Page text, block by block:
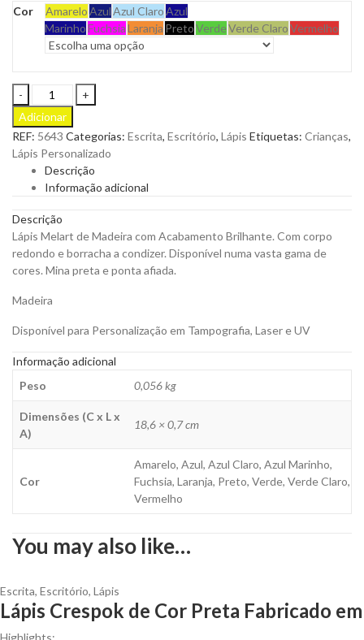
Cor AmareloAzulAzul ClaroAzul
MarinhoFuchsiaLaranja PretoVerdeVerde ClaroVermelho
Lápis
Melart
de
Madeira
com
Acabamento
Brilhante
Personalizar
quantity
Adicionar
REF: 5643 Categorias: Escrita, Escritório, Lápis Etiquetas: Crianças,
Lápis Personalizado
Descrição
Informação adicional
Descrição
Lápis Melart de Madeira com Acabamento Brilhante. Com corpo
redondo e borracha a condizer. Disponível numa vasta gama de
cores. Mina preta e ponta afiada.
Madeira
Disponível para Personalização em Tampografia, Laser e UV
Informação adicional
Peso
0,056 kg
Dimensões (C x L x
A)
18,6 × 0,7 cm
Cor
Amarelo, Azul, Azul Claro, Azul Marinho,
Fuchsia, Laranja, Preto, Verde, Verde Claro,
Vermelho
You may also like…
Escrita, Escritório, Lápis
Lápis Crespok de Cor Preta Fabricado
Highlights: